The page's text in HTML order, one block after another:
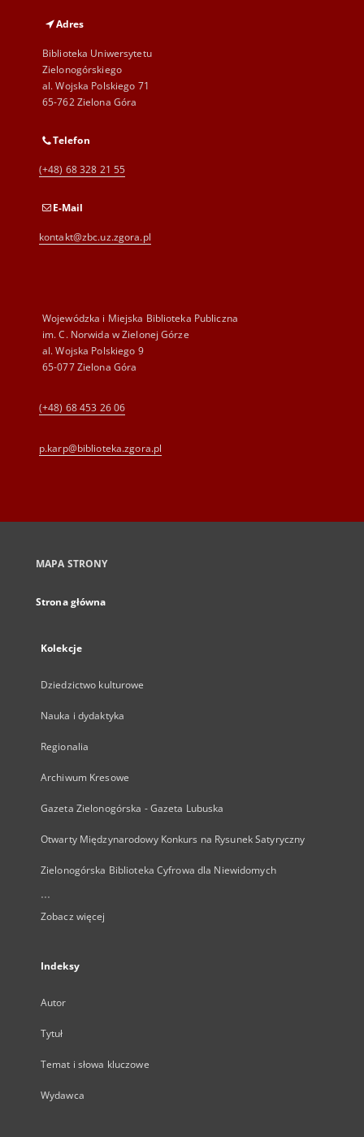
Adres
Biblioteka Uniwersytetu
Zielonogórskiego
al. Wojska Polskiego 71
65-762 Zielona Góra
Telefon
(+48) 68 328 21 55
E-Mail
kontakt@zbc.uz.zgora.pl
Wojewódzka i Miejska Biblioteka Publiczna
im. C. Norwida w Zielonej Górze
al. Wojska Polskiego 9
65-077 Zielona Góra
(+48) 68 453 26 06
p.karp@biblioteka.zgora.pl
MAPA STRONY
Strona główna
Kolekcje
Dziedzictwo kulturowe
Nauka i dydaktyka
Regionalia
Archiwum Kresowe
Gazeta Zielonogórska - Gazeta Lubuska
Otwarty Międzynarodowy Konkurs na Rysunek Satyryczny
Zielonogórska Biblioteka Cyfrowa dla Niewidomych
...
Zobacz więcej
Indeksy
Autor
Tytuł
Temat i słowa kluczowe
Wydawca